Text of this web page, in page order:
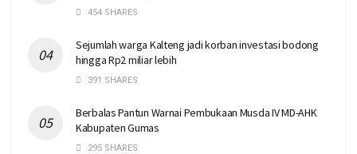
454 SHARES
Sejumlah warga Kalteng jadi korban investasi bodong
hingga Rp2 miliar lebih
391 SHARES
Berbalas Pantun Warnai Pembukaan Musda IV MD-AHK
Kabupaten Gumas
295 SHARES